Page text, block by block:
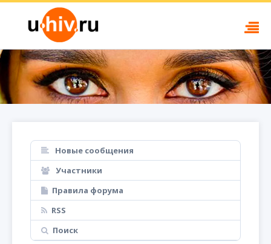
Новые сообщения
Участники
Правила форума
RSS
Поиск